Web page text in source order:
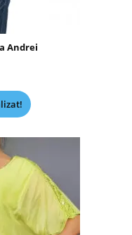
Andrei